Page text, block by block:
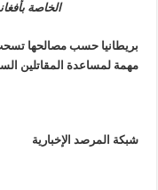
الخاصة
بريطانيا حسب مصالحها
مهمة لمساعدة المقاتلين
شبكة المرصد الإخبارية